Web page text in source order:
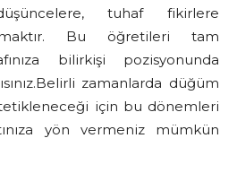
tuhaf fikirlere
Bu öğretileri tam
bilirkişi pozisyonunda
zamanlarda düğüm
için bu dönemleri
yön vermeniz mümkün